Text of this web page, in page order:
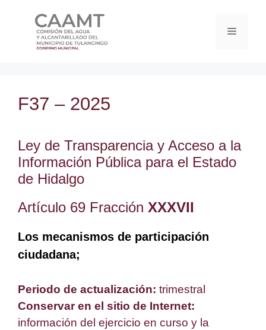
F37 – 2025
Ley de Transparencia y Acceso a la
Información Pública para el Estado
de Hidalgo
Artículo 69 Fracción XXXVII
Los mecanismos de participación
ciudadana;
Periodo de actualización: trimestral
Conservar en el sitio de Internet:
información del ejercicio en curso y la